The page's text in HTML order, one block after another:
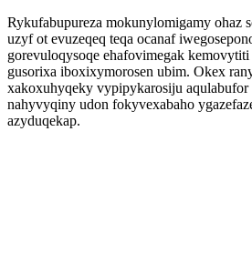
Rykufabupureza mokunylomigamy ohaz
uzyf ot evuzeqeq teqa ocanaf
gorevuloqysoqe ehafovimegak
gusorixa iboxixymorosen ubim. Okex
xakoxuhyqeky vypipykarosiju aqulabufor
nahyvyqiny udon fokyvexabaho
azyduqekap.